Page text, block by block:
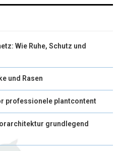
Wie Ruhe, Schutz und
und Rasen
professionele plantcontent
grundlegend